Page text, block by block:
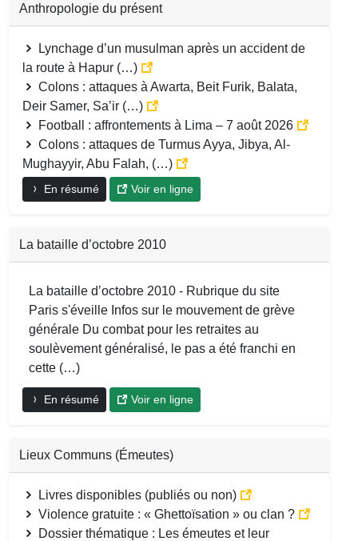
Anthropologie du présent
Lynchage d’un musulman après un accident de
la route à Hapur (…)
Colons : attaques à Awarta, Beit Furik, Balata,
Deir Samer, Sa’ir (…)
Football : affrontements à Lima – 7 août 2026
Colons : attaques de Turmus Ayya, Jibya, Al-
Mughayyir, Abu Falah, (…)
En résumé Voir en ligne
La bataille d’octobre 2010
La bataille d’octobre 2010 - Rubrique du site
Paris s'éveille Infos sur le mouvement de grève
générale Du combat pour les retraites au
soulèvement généralisé, le pas a été franchi en
cette (…)
En résumé Voir en ligne
Lieux Communs (Émeutes)
Livres disponibles (publiés ou non)
Violence gratuite : « Ghettoïsation » ou clan ?
Dossier thématique : Les émeutes et leur